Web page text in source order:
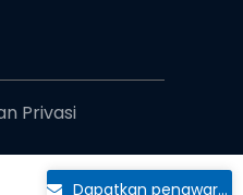
Dapatkan penawaran gratis
Privasi